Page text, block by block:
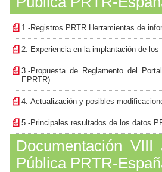
1.-Registros PRTR Herramientas de
2.-Experiencia en la implantación de
3.-Propuesta de Reglamento del
EPRTR)
4.-Actualización y posibles
5.-Principales resultados de los datos
Documentación
Pública PRTR-